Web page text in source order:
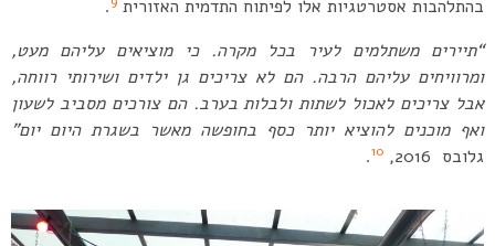
בהתלהבות אסטרטגיות אלו לפיתוח התדמית האזורית .
“תיירים משתלמים לעיר בכל מקרה. כי מוציאים עליהם מעט,
ומרוויחים עליהם הרבה. הם לא צריכים גן ילדים ושירותי רווחה,
אבל צריכים לאכול לשתות ולבלות בערב. הם צורכים מסביב לשעון
ואף מוכנים להוציא יותר כסף בחופשה מאשר בשגרת היום יום”
גלובס 2016,
10
.